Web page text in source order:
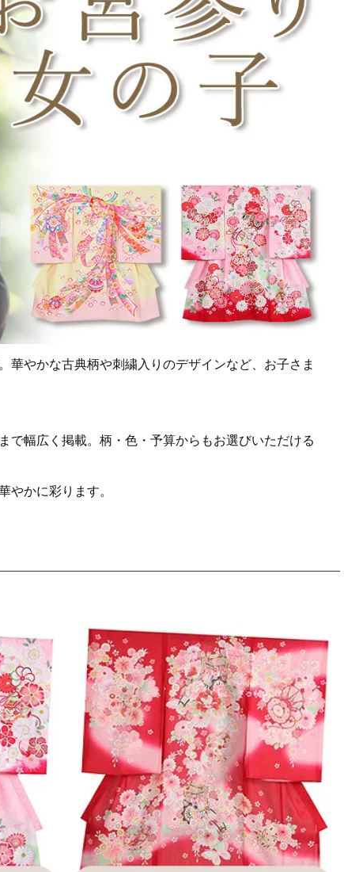
やかな古典柄や刺繍入りのデザインなど、お子さま
で幅広く掲載。柄・色・予算からもお選びいただける
やかに彩ります。